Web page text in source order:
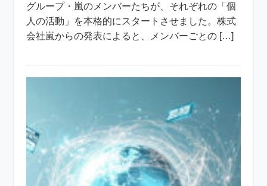
グループ・嵐のメンバーたちが、それぞれの「個
人の活動」を本格的にスタートさせました。株式
会社嵐からの発表によると、メンバーごとの […]